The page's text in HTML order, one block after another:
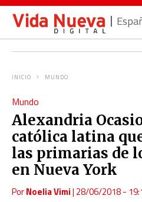
INICIO MUNDO
Mundo
Alexandria
católica latina
las primarias de
en Nueva York
PorNoelia Vimi| 28/06/2018 -